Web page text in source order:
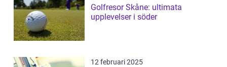
Golfresor Skåne: ultimata
upplevelser i söder
12 februari 2025